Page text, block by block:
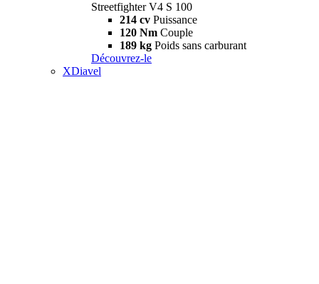
Streetfighter V4 S 100
214 cv Puissance
120 Nm Couple
189 kg Poids sans carburant
Découvrez-le
XDiavel